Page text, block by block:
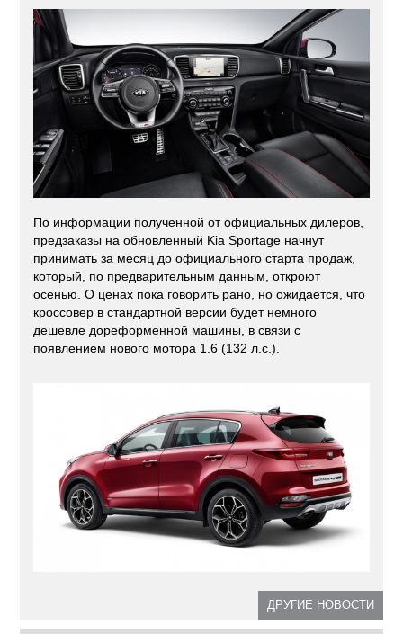
По информации полученной от официальных дилеров,
предзаказы на обновленный Kia Sportage начнут
принимать за месяц до официального старта продаж,
который, по предварительным данным, откроют
осенью. О ценах пока говорить рано, но ожидается, что
кроссовер в стандартной версии будет немного
дешевле дореформенной машины, в связи с
появлением нового мотора 1.6 (132 л.с.).
ДРУГИЕ НОВОСТИ